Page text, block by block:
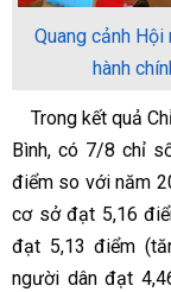
Quang cảnh
hành
Trong kết quả
Bình, có 7/8 chỉ
điểm so với năm
cơ sở đạt 5,16
đạt 5,13 điểm
người dân đạt